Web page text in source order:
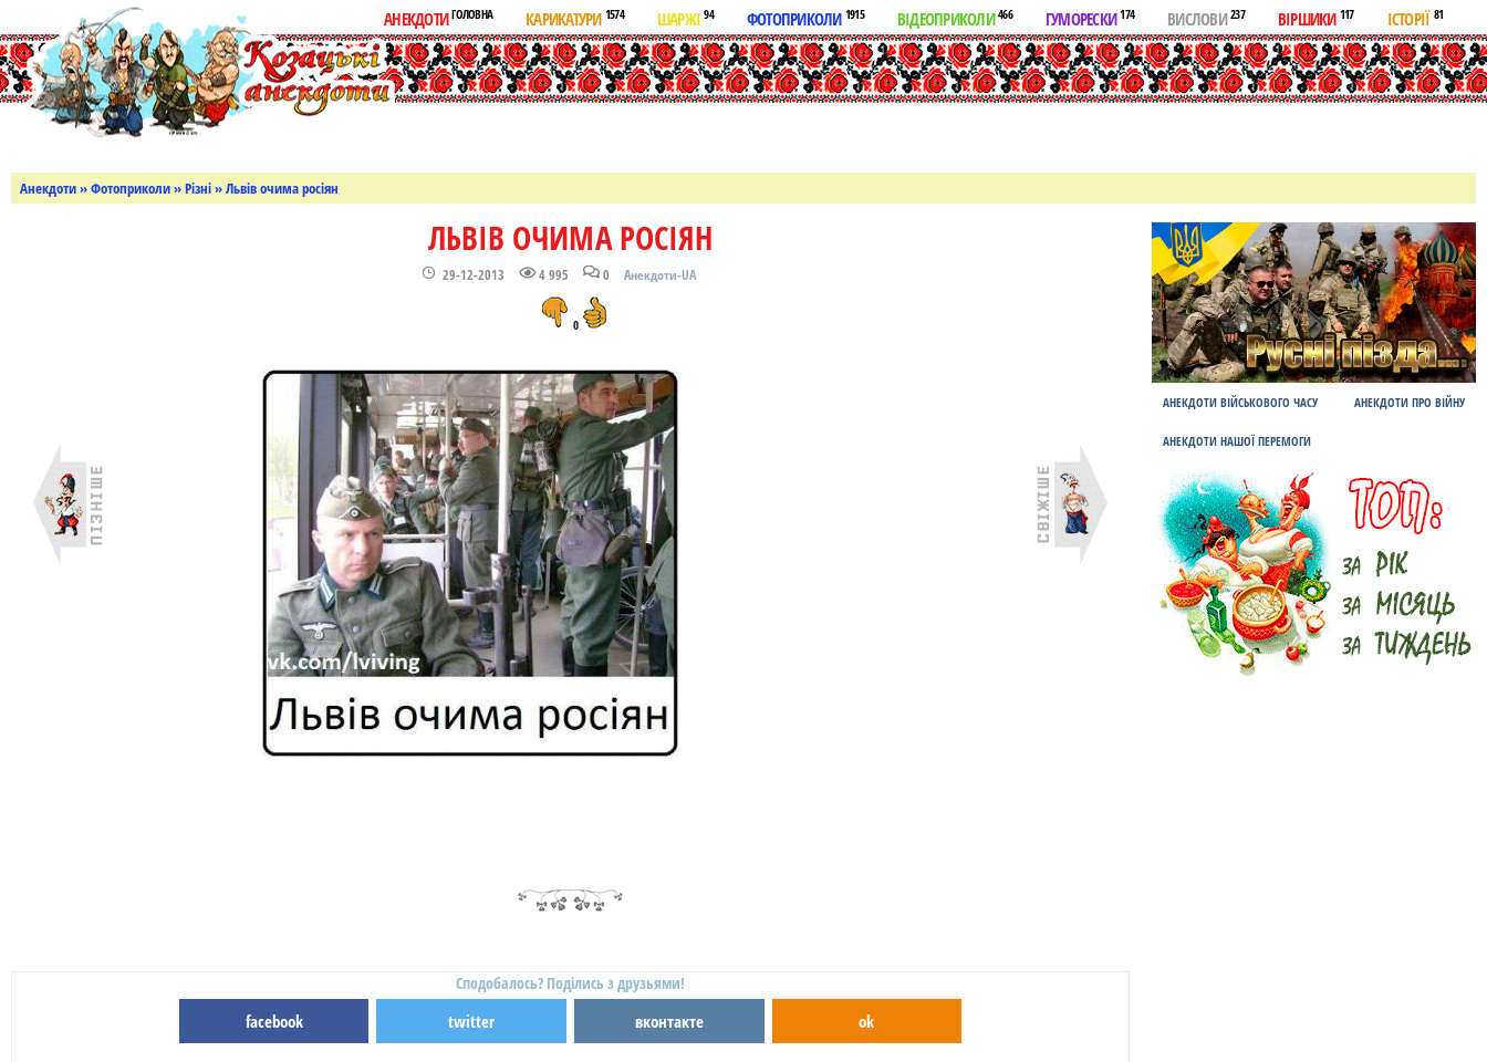
АНЕКДОТИГОЛОВНА КАРИКАТУРИ 1574 ШАРЖІ94 ФОТОПРИКОЛИ 1915 ВІДЕОПРИКОЛИ466 ГУМОРЕСКИ174 ВИСЛОВИ237 ВІРШИКИ 117 ІСТОРІЇ 81
Анекдоти»Фотоприколи»Різні» Львів очима росіян
ЛЬВІВ ОЧИМА РОСІЯН
29-12-2013 4 995 0 Анекдоти-UA
0
Сподобалось? Поділись з друзьями!
facebook twitter вконтакте ok
АНЕКДОТИ ВІЙСЬКОВОГО ЧАСУ АНЕКДОТИ ПРО ВІЙНУ
АНЕКДОТИ НАШОЇ ПЕРЕМОГИ